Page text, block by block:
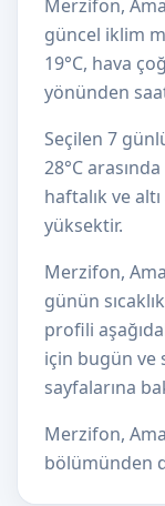
Merzifon,
güncel iklim
19°C, hava
yönünden
Seçilen 7
28°C
haftalık ve
yüksektir.
Merzifon,
günün
profili
için bugün ve
sayfalarına
Merzifon,
bölümünden